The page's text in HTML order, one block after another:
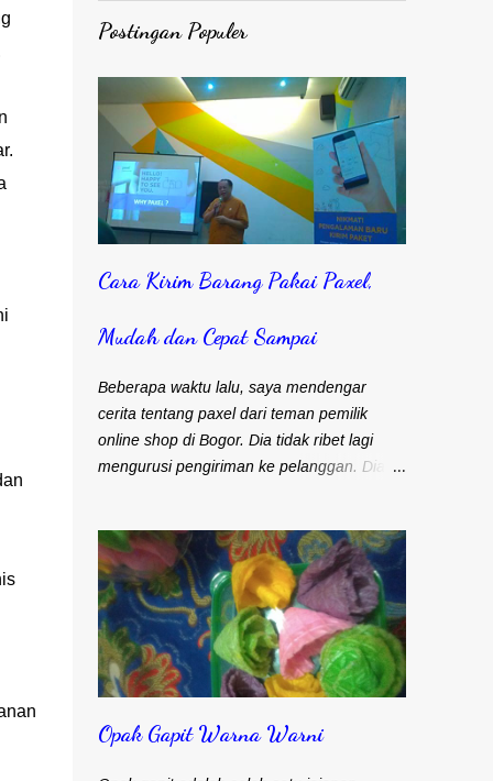
Postingan Populer
Cara Kirim Barang Pakai Paxel,
Mudah dan Cepat Sampai
Beberapa waktu lalu, saya mendengar
cerita tentang paxel dari teman pemilik
online shop di Bogor. Dia tidak ribet lagi
mengurusi pengiriman ke pelanggan. Dia
mengandalkan kurir dan ojek online untuk
masalah pengiriman. Frozen food menuntut
agar cepat sampai ke pelanggan. Bapak
Djohari Zein, CEO Paxel Indonesia Teman
saya sebenarnya lebih suka menggunakan
kurir. Pengiriman cepat sampai ke
banyak barang untuk dikirim. Namun
Opak Gapit Warna Warni